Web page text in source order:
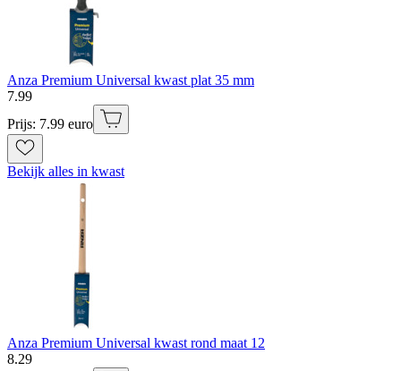
Anza Premium Universal kwast plat 35 mm
7.99
Prijs: 7.99 euro
Bekijk alles in kwast
Anza Premium Universal kwast rond maat 12
8.29